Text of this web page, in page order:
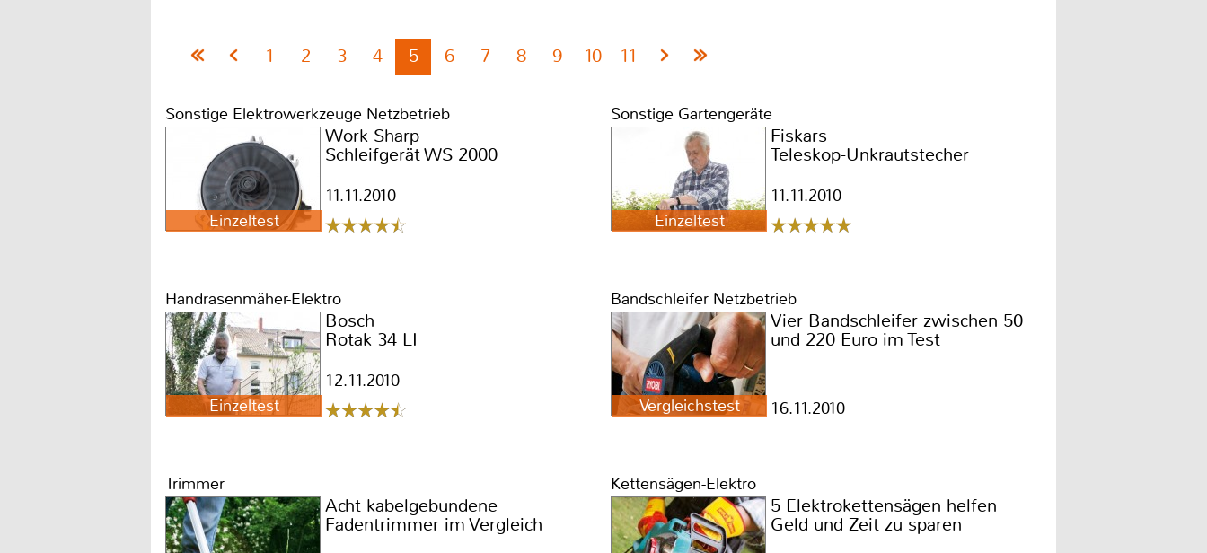
1 2 3 4 5 6 7 8 9 10 11
Sonstige Elektrowerkzeuge Netzbetrieb
Einzeltest
Work Sharp
Schleifgerät WS 2000
11.11.2010
Sonstige Gartengeräte
Einzeltest
Fiskars
Teleskop-Unkrautstecher
11.11.2010
Handrasenmäher-Elektro
Einzeltest
Bosch
Rotak 34 LI
12.11.2010
Bandschleifer Netzbetrieb
Vergleichstest
Vier Bandschleifer zwischen 50
und 220 Euro im Test
16.11.2010
Trimmer
Acht kabelgebundene
Fadentrimmer im Vergleich
Kettensägen-Elektro
5 Elektrokettensägen helfen
Geld und Zeit zu sparen